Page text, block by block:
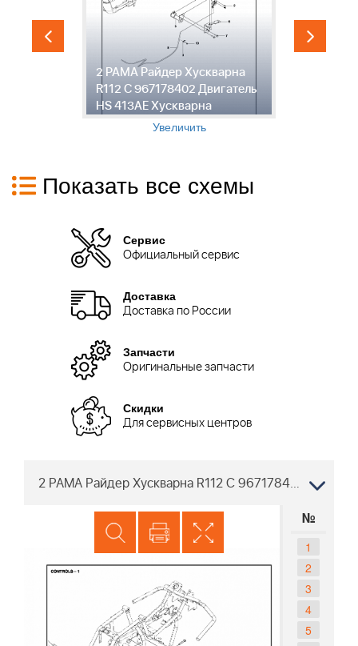
2 РАМА Райдер Хускварна
R112 C 967178402 Двигатель
HS 413AE Хускварна
Увеличить
Показать все схемы
Сервис
Официальный сервис
Доставка
Доставка по России
Запчасти
Оригинальные запчасти
Скидки
Для сервисных центров
2 РАМА Райдер Хускварна R112 C 967178402 Двигатель HS 413AE Хускварна
№
1
2
3
4
5